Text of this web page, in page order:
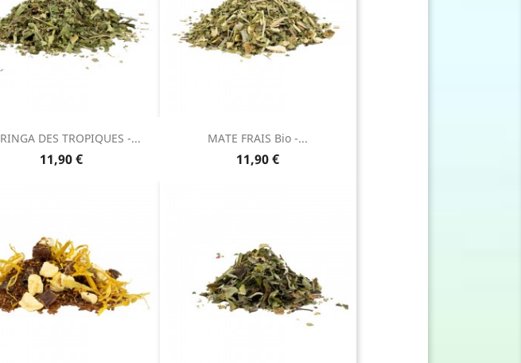
DES TROPIQUES -...
Prix
11,90 €
MATE FRAIS Bio -...
Prix
11,90 €